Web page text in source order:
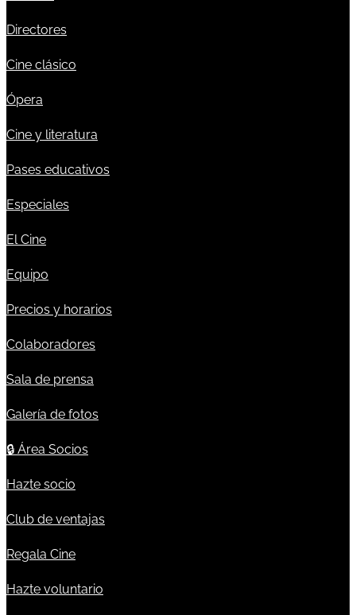
Directores
Cine clásico
Ópera
Cine y literatura
Pases educativos
Especiales
El Cine
Equipo
Precios y horarios
Colaboradores
Sala de prensa
Galería de fotos
🔒 Área Socios
Hazte socio
Club de ventajas
Regala Cine
Hazte voluntario